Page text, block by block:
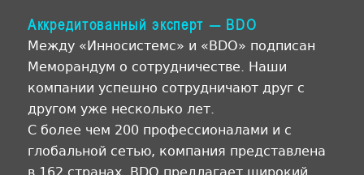
Аккредитованный эксперт – BDO
Между «Инносистемс» и «BDO» подписан
Меморандум о сотрудничестве. Наши
компании успешно сотрудничают друг с
другом уже несколько лет.
С более чем 200 профессионалами и с
глобальной сетью, компания представлена